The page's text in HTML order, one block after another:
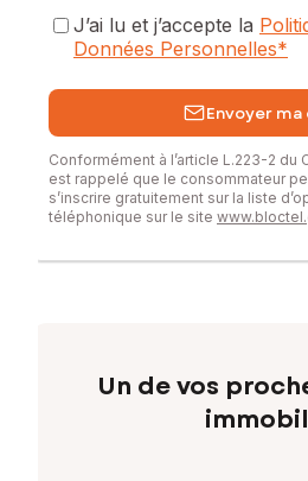
J’ai lu et j’accepte la
Données Personnelles*
Envoyer
Conformément à l’article L.223-2 du
est rappelé que le consommateur
s’inscrire gratuitement sur la liste
téléphonique sur le site
Un de vos